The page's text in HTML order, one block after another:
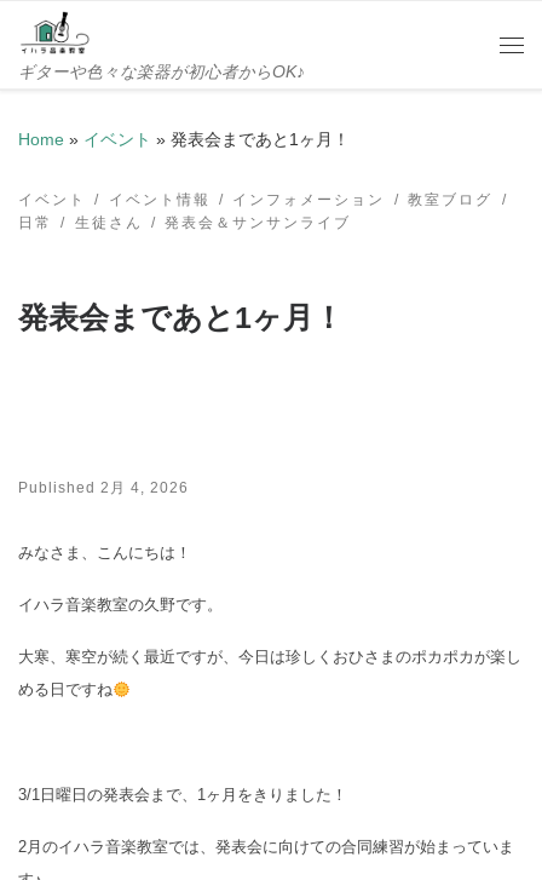
Skip to content
ギターや色々な楽器が初心者からOK♪
Home » イベント » 発表会まであと1ヶ月！
イベント イベント情報 インフォメーション
教室ブログ
日常
生徒さん 発表会＆サンサンライブ
発表会まであと1ヶ月！
Published 2月 4, 2026
みなさま、こんにちは！
イハラ音楽教室の久野です。
大寒、寒空が続く最近ですが、今日は珍しくおひさまのポカポカが楽し
める日ですね
3/1日曜日の発表会まで、1ヶ月をきりました！
2月のイハラ音楽教室では、発表会に向けての合同練習が始まっていま